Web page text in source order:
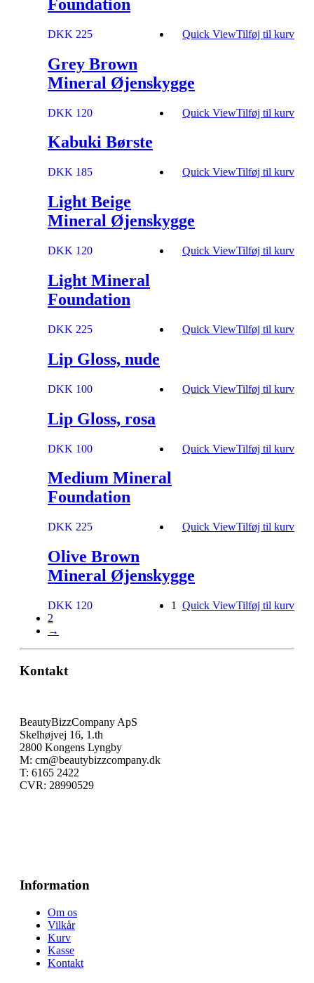
Foundation
DKK 225 Tilføj til kurv
Quick View
Grey Brown
Mineral Øjenskygge
DKK 120 Tilføj til kurv
Quick View
Kabuki Børste
DKK 185 Tilføj til kurv
Quick View
Light Beige
Mineral Øjenskygge
DKK 120 Tilføj til kurv
Quick View
Light Mineral
Foundation
DKK 225 Tilføj til kurv
Quick View
Lip Gloss, nude
DKK 100 Tilføj til kurv
Quick View
Lip Gloss, rosa
DKK 100 Tilføj til kurv
Quick View
Medium Mineral
Foundation
DKK 225 Tilføj til kurv
Quick View
Olive Brown
Mineral Øjenskygge
DKK 120 Tilføj til kurv
Quick View
1
2
→
Kontakt
BeautyBizzCompany ApS
Skelhøjvej 16, 1.th
2800 Kongens Lyngby
M: cm@beautybizzcompany.dk
T: 6165 2422
CVR: 28990529
Information
Om os
Vilkår
Kurv
Kasse
Kontakt